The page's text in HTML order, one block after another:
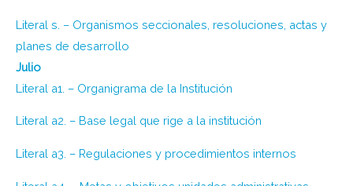
Literal s. – Organismos seccionales, resoluciones, actas y
planes de desarrollo
Julio
Literal a1. – Organigrama de la Institución
Literal a2. – Base legal que rige a la institución
Literal a3. – Regulaciones y procedimientos internos